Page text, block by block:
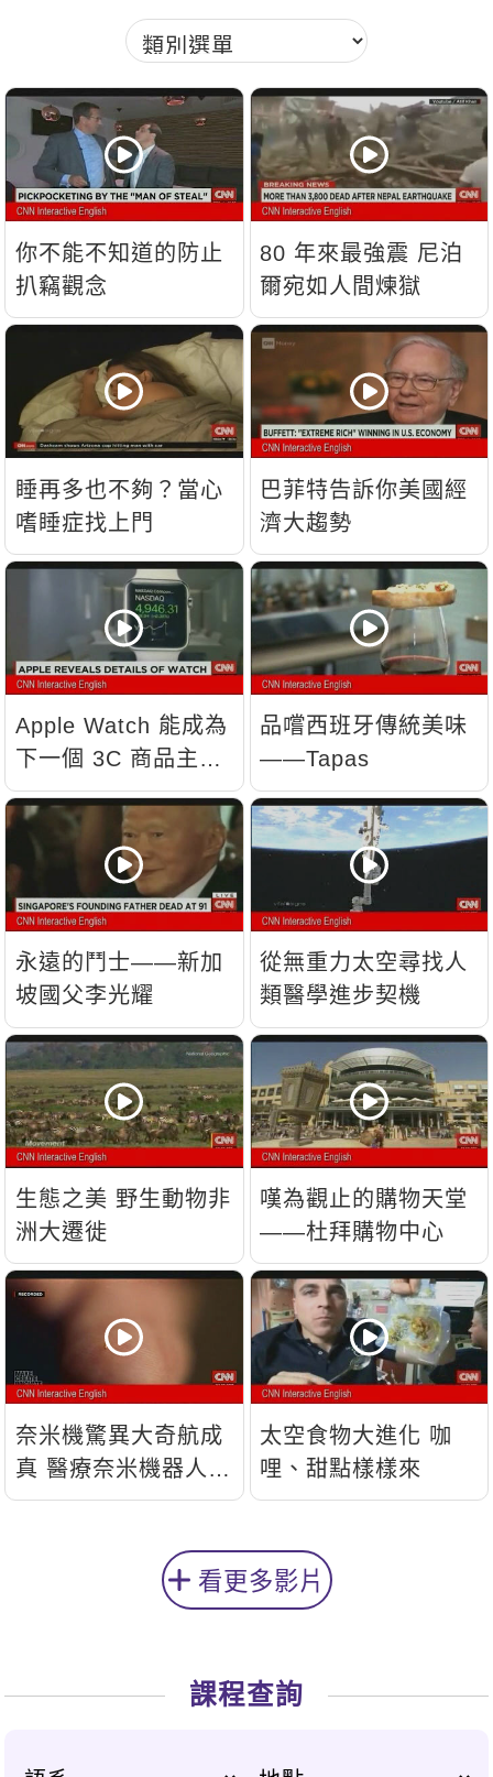
你不能不知道的防止
扒竊觀念
80 年來最強震 尼泊
爾宛如人間煉獄
睡再多也不夠？當心
嗜睡症找上門
巴菲特告訴你美國經
濟大趨勢
Apple Watch 能成為
下一個 3C 商品主
流？
品嚐西班牙傳統美味
——Tapas
永遠的鬥士——新加
坡國父李光耀
從無重力太空尋找人
類醫學進步契機
生態之美 野生動物非
洲大遷徙
嘆為觀止的購物天堂
——杜拜購物中心
奈米機驚異大奇航成
真 醫療奈米機器人問
世
太空食物大進化 咖
哩、甜點樣樣來
看更多影片
課程查詢